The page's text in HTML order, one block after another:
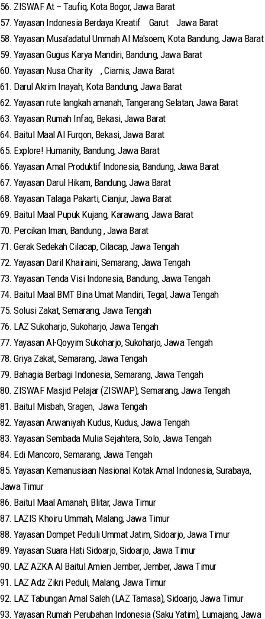
56. ZISWAF At – Taufiq, Kota Bogor, Jawa Barat
57. Yayasan Indonesia Berdaya Kreatif Garut Jawa Barat
58. Yayasan Musa'adatul Ummah Al Ma'soem, Kota Bandung, Jawa Barat
59. Yayasan Gugus Karya Mandiri, Bandung, Jawa Barat
60. Yayasan Nusa Charity , Ciamis, Jawa Barat
61. Darul Akrim Inayah, Kota Bandung, Jawa Barat
62. Yayasan rute langkah amanah, Tangerang Selatan, Jawa Barat
63. Yayasan Rumah Infaq, Bekasi, Jawa Barat
64. Baitul Maal Al Furqon, Bekasi, Jawa Barat
65. Explore! Humanity, Bandung, Jawa Barat
66. Yayasan Amal Produktif Indonesia, Bandung, Jawa Barat
67. Yayasan Darul Hikam, Bandung, Jawa Barat
68. Yayasan Talaga Pakarti, Cianjur, Jawa Barat
69. Baitul Maal Pupuk Kujang, Karawang, Jawa Barat
70. Percikan Iman, Bandung , Jawa Barat
71. Gerak Sedekah Cilacap, Cilacap, Jawa Tengah
72. Yayasan Daril Khairaini, Semarang, Jawa Tengah
73. Yayasan Tenda Visi Indonesia, Bandung, Jawa Tengah
74. Baitul Maal BMT Bina Umat Mandiri, Tegal, Jawa Tengah
75. Solusi Zakat, Semarang, Jawa Tengah
76. LAZ Sukoharjo, Sukoharjo, Jawa Tengah
77. Yayasan Al-Qoyyim Sukoharjo, Sukoharjo, Jawa Tengah
78. Griya Zakat, Semarang, Jawa Tengah
79. Bahagia Berbagi Indonesia, Semarang, Jawa Tengah
80. ZISWAF Masjid Pelajar (ZISWAP), Semarang, Jawa Tengah
81. Baitul Misbah, Sragen, Jawa Tengah
82. Yayasan Arwaniyah Kudus, Kudus, Jawa Tengah
83. Yayasan Sembada Mulia Sejahtera, Solo, Jawa Tengah
84. Edi Mancoro, Semarang, Jawa Tengah
85. Yayasan Kemanusiaan Nasional Kotak Amal Indonesia, Surabaya,
Jawa Timur
86. Baitul Maal Amanah, Blitar, Jawa Timur
87. LAZIS Khoiru Ummah, Malang, Jawa Timur
88. Yayasan Dompet Peduli Ummat Jatim, Sidoarjo, Jawa Timur
89. Yayasan Suara Hati Sidoarjo, Sidoarjo, Jawa Timur
90. LAZ AZKA Al Baitul Amien Jember, Jember, Jawa Timur
91. LAZ Adz Zikri Peduli, Malang, Jawa Timur
92. LAZ Tabungan Amal Saleh (LAZ Tamasa), Sidoarjo, Jawa Timur
93. Yayasan Rumah Perubahan Indonesia (Saku Yatim), Lumajang, Jawa